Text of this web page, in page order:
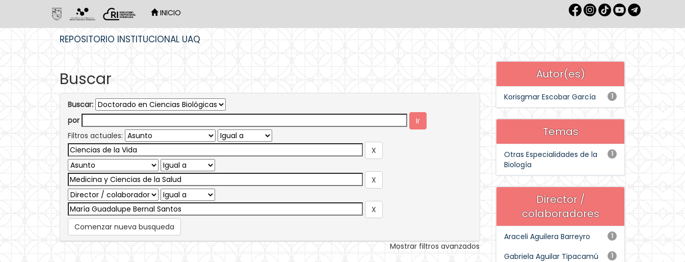
INICIO
REPOSITORIO INSTITUCIONAL UAQ
Buscar
Buscar:
por
Filtros actuales:
Comenzar nueva busqueda
Mostrar filtros avanzados
Autor(es)
1
Korisgmar Escobar García
Temas
1
Otras Especialidades de la
Biología
Director /
colaboradores
1
Araceli Aguilera Barreyro
1
Gabriela Aguilar Tipacamú